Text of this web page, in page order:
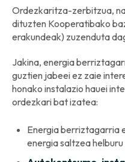
Ordezkaritza-zerbitzua,
dituzten Kooperatibako
erakundeak) zuzenduta
Jakina, energia
guztien jabeei ez zaie
honako instalazio hauei
ordezkari bat izatea:
Energia berriztagarria
energia saltzea